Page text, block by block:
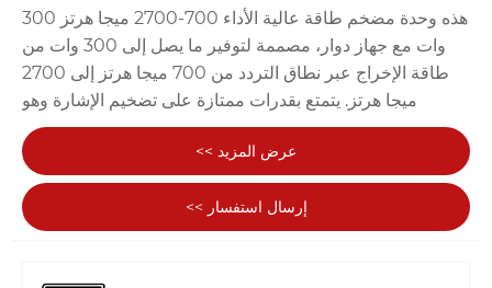
هذه وحدة مضخم طاقة عالية الأداء 700-2700 ميجا هرتز 300
وات مع جهاز دوار، مصممة لتوفير ما يصل إلى 300 وات من
طاقة الإخراج عبر نطاق التردد من 700 ميجا هرتز إلى 2700
ميجا هرتز. يتمتع بقدرات ممتازة على تضخيم الإشارة وهو
مناسب لمختلف الاتصالات اللاسلكية وتطبيقات الترددات
اللاسلكية والسيناريوهات الأخرى التي تتطلب معالجة إشارات
عالية الطاقة. الشركة المصنعة للوحدة المهنية والموردة في
الصين. TeXin هي شركة مصنعة وموردة كبيرة لوحدات
التشويش في الصين.
عرض المزيد >>
إرسال استفسار >>